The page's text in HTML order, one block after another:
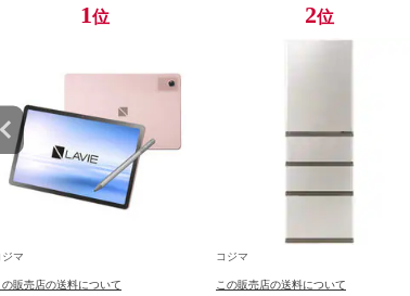
1位
ジマ
の販売店の送料について
2位
コジマ
この販売店の送料について